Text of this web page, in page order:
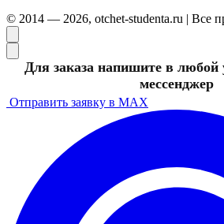
© 2014 — 2026, otchet-studenta.ru | Все
Для заказа напишите в любой
мессенджер
Отправить заявку в MAX